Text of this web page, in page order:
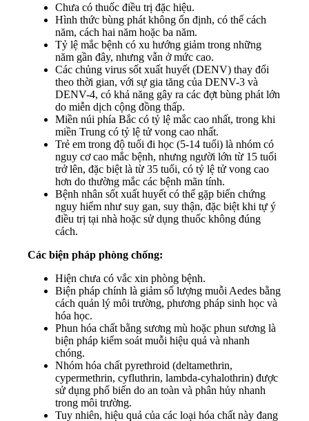
Chưa có thuốc điều trị đặc hiệu.
Hình thức bùng phát không ổn định, có thể cách
năm, cách hai năm hoặc ba năm.
Tỷ lệ mắc bệnh có xu hướng giảm trong những
năm gần đây, nhưng vẫn ở mức cao.
Các chủng virus sốt xuất huyết (DENV) thay đổi
theo thời gian, với sự gia tăng của DENV-3 và
DENV-4, có khả năng gây ra các đợt bùng phát lớn
do miễn dịch cộng đồng thấp.
Miền núi phía Bắc có tỷ lệ mắc cao nhất, trong khi
miền Trung có tỷ lệ tử vong cao nhất.
Trẻ em trong độ tuổi đi học (5-14 tuổi) là nhóm có
nguy cơ cao mắc bệnh, nhưng người lớn từ 15 tuổi
trở lên, đặc biệt là từ 35 tuổi, có tỷ lệ tử vong cao
hơn do thường mắc các bệnh mãn tính.
Bệnh nhân sốt xuất huyết có thể gặp biến chứng
nguy hiểm như suy gan, suy thận, đặc biệt khi tự ý
điều trị tại nhà hoặc sử dụng thuốc không đúng
cách.
Các biện pháp phòng chống:
Hiện chưa có vắc xin phòng bệnh.
Biện pháp chính là giảm số lượng muỗi Aedes bằng
cách quản lý môi trường, phương pháp sinh học và
hóa học.
Phun hóa chất bằng sương mù hoặc phun sương là
biện pháp kiểm soát muỗi hiệu quả và nhanh
chóng.
Nhóm hóa chất pyrethroid (deltamethrin,
cypermethrin, cyfluthrin, lambda-cyhalothrin) được
sử dụng phổ biến do an toàn và phân hủy nhanh
trong môi trường.
Tuy nhiên, hiệu quả của các loại hóa chất này đang